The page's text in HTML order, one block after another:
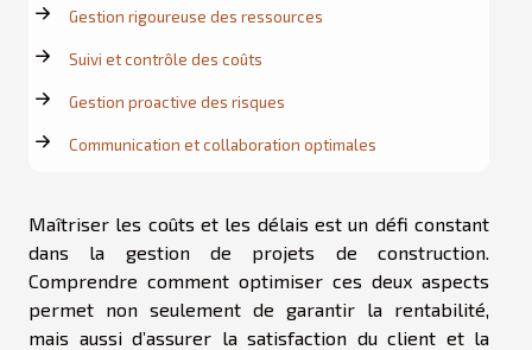
Gestion rigoureuse des ressources
Suivi et contrôle des coûts
Gestion proactive des risques
Communication et collaboration optimales
Maîtriser les coûts et les délais est un défi constant
dans la gestion de projets de construction.
Comprendre comment optimiser ces deux aspects
permet non seulement de garantir la rentabilité,
mais aussi d’assurer la satisfaction du client et la